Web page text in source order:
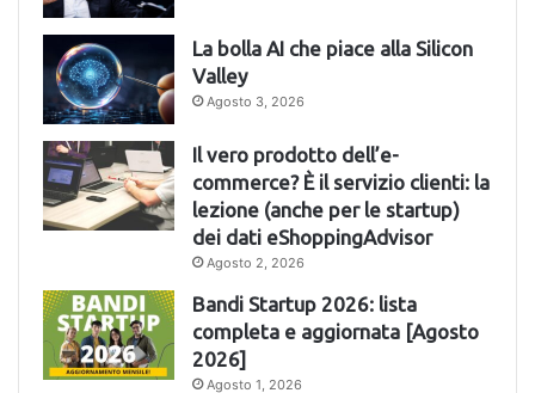
La bolla AI che piace alla Silicon
Valley
Agosto 3, 2026
Il vero prodotto dell’e-
commerce? È il servizio clienti: la
lezione (anche per le startup)
dei dati eShoppingAdvisor
Agosto 2, 2026
Bandi Startup 2026: lista
completa e aggiornata [Agosto
2026]
Agosto 1, 2026